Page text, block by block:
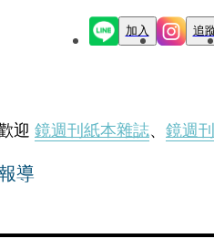
加入 追
迎 鏡週刊紙本雜誌、 鏡週
導